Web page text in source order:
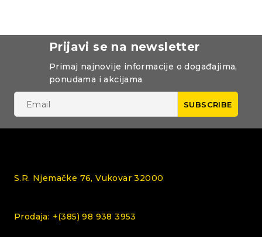
Prijavi se na newsletter
Primaj najnovije informacije o događajima,
ponudama i akcijama
S.R. Njemačke 76, Vukovar 32000
Prodaja: +(385) 98 938 3953